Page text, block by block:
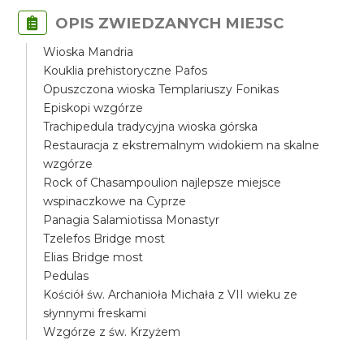
OPIS ZWIEDZANYCH MIEJSC
Wioska Mandria
Kouklia prehistoryczne Pafos
Opuszczona wioska Templariuszy Fonikas
Episkopi wzgórze
Trachipedula tradycyjna wioska górska
Restauracja z ekstremalnym widokiem na skalne
wzgórze
Rock of Chasampoulion najlepsze miejsce
wspinaczkowe na Cyprze
Panagia Salamiotissa Monastyr
Tzelefos Bridge most
Elias Bridge most
Pedulas
Kościół św. Archanioła Michała z VII wieku ze
słynnymi freskami
Wzgórze z św. Krzyżem